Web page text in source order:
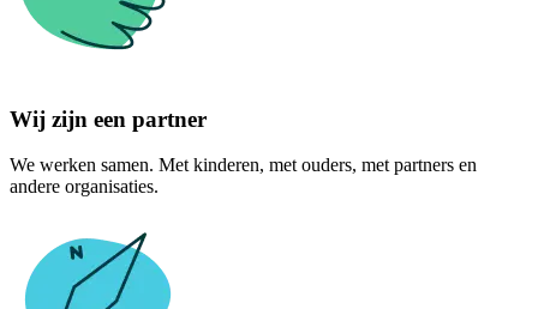
Wij zijn een partner
We werken samen. Met kinderen, met ouders, met partners en
andere organisaties.